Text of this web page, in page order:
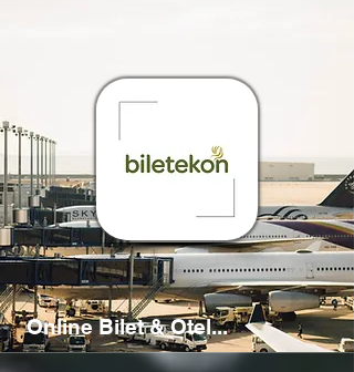
Online Bilet & Otel...